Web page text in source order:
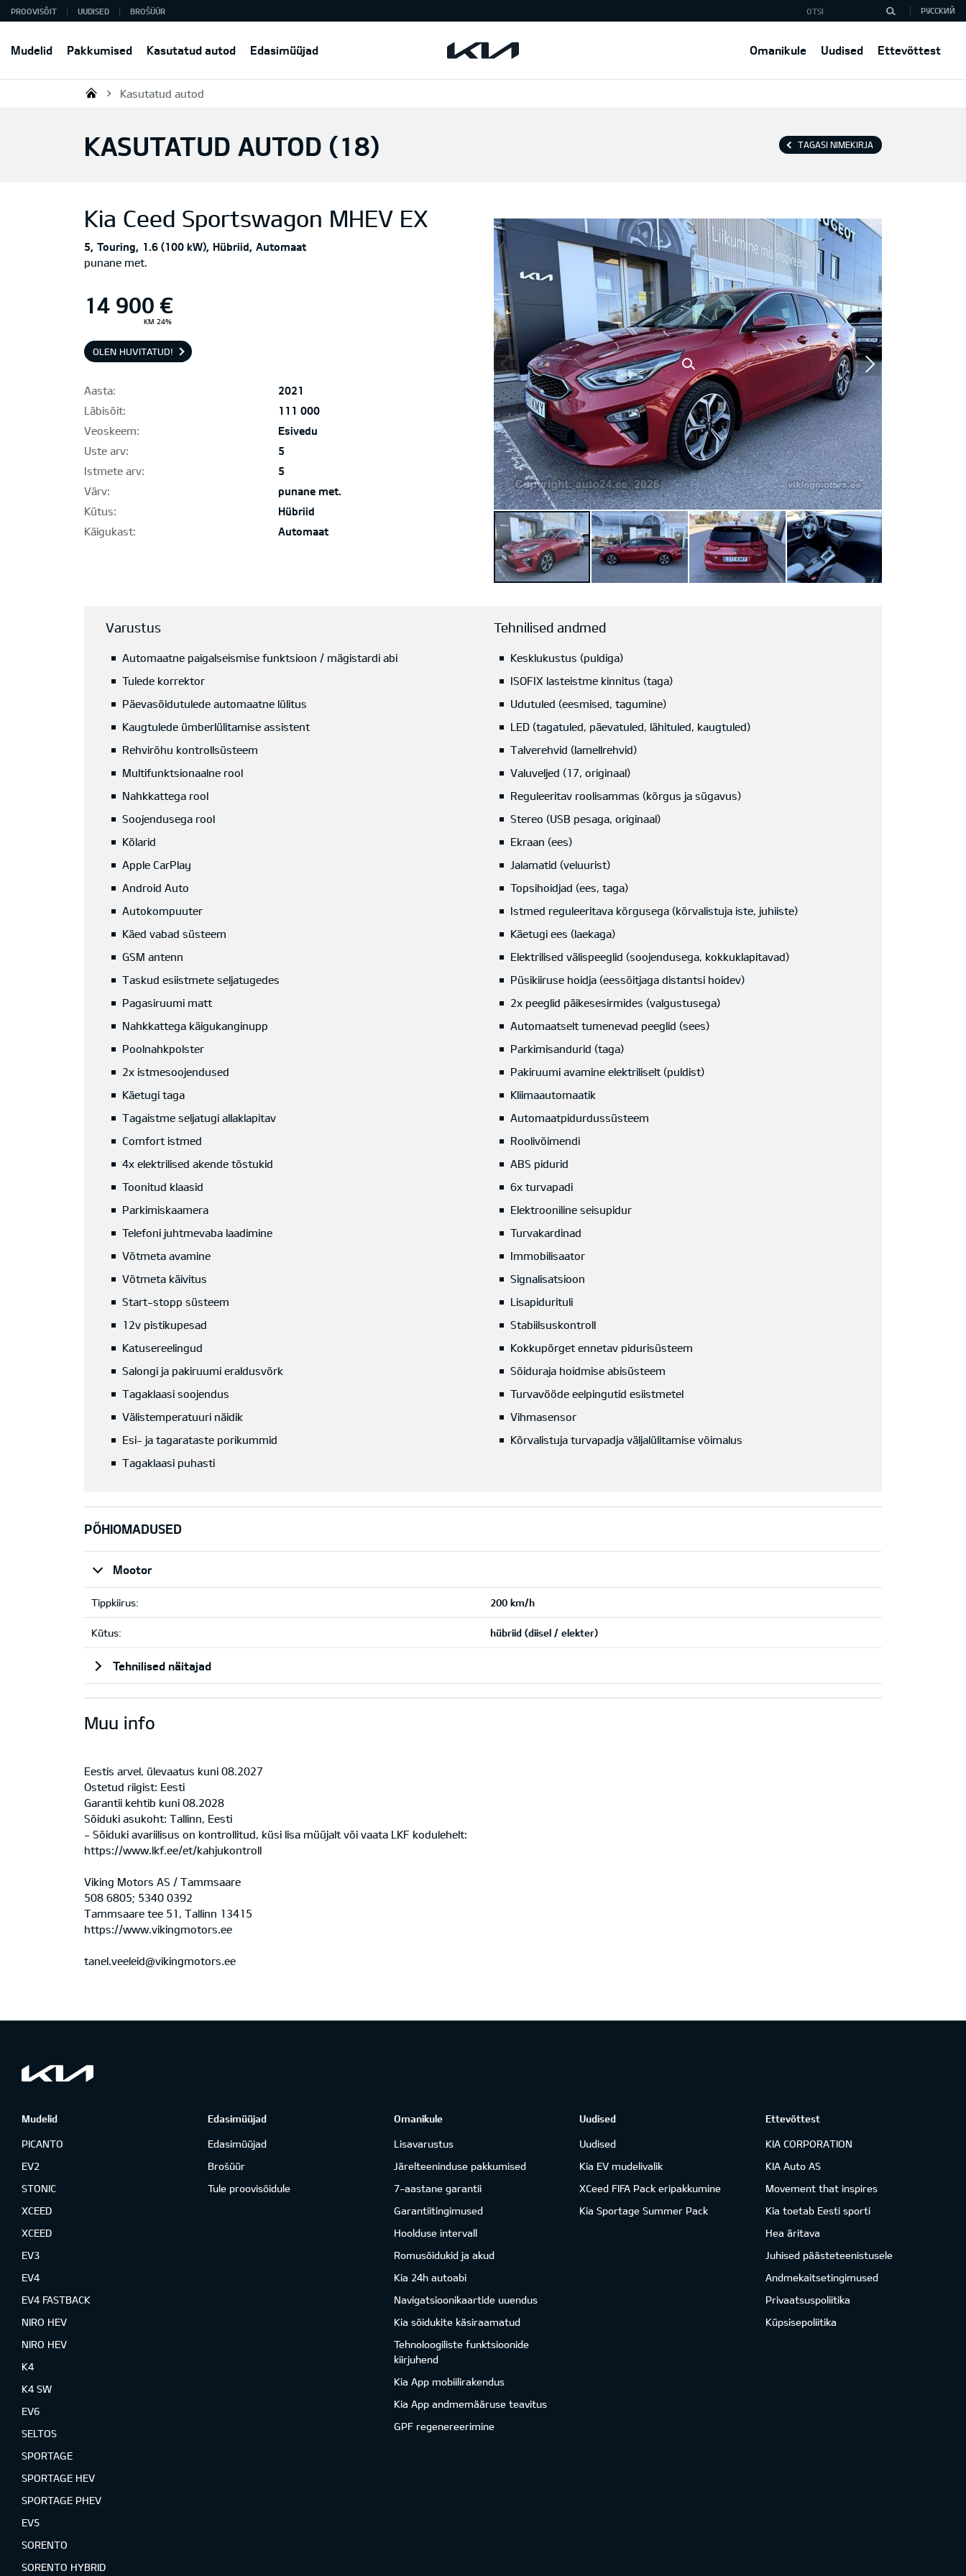
Mudelid Pakkumised Kasutatud autod Edasimüüjad Omanikule Uudised Ettevõttest
PROOVISÕIT UUDISED BROŠÜÜR РУССКИЙ
KIA AUTO AS
Kasutatud autod
TAGASI NIMEKIRJA
KASUTATUD AUTOD (18)
Kia Ceed Sportswagon MHEV EX
5 Touring 1.6 (100 kW) Hübriid Automaat
punane met.
14 900 €
KM 24%
OLEN HUVITATUD!
Aasta:
2021
Läbisõit:
111 000
Veoskeem:
Esivedu
Uste arv:
5
Istmete arv:
5
Värv:
punane met.
Kütus:
Hübriid
Käigukast:
Automaat
Varustus
Automaatne paigalseismise funktsioon / mägistardi abi
Tulede korrektor
Päevasõidutulede automaatne lülitus
Kaugtulede ümberlülitamise assistent
Rehvirõhu kontrollsüsteem
Multifunktsionaalne rool
Nahkkattega rool
Soojendusega rool
Kõlarid
Apple CarPlay
Android Auto
Autokompuuter
Käed vabad süsteem
GSM antenn
Taskud esiistmete seljatugedes
Pagasiruumi matt
Nahkkattega käigukanginupp
Poolnahkpolster
2x istmesoojendused
Käetugi taga
Tagaistme seljatugi allaklapitav
Comfort istmed
4x elektrilised akende tõstukid
Toonitud klaasid
Parkimiskaamera
Telefoni juhtmevaba laadimine
Võtmeta avamine
Võtmeta käivitus
Start-stopp süsteem
12v pistikupesad
Katusereelingud
Salongi ja pakiruumi eraldusvõrk
Tagaklaasi soojendus
Välistemperatuuri näidik
Esi- ja tagarataste porikummid
Tagaklaasi puhasti
Tehnilised andmed
Kesklukustus (puldiga)
ISOFIX lasteistme kinnitus (taga)
Udutuled (eesmised, tagumine)
LED (tagatuled, päevatuled, lähituled, kaugtuled)
Talverehvid (lamellrehvid)
Valuveljed (17, originaal)
Reguleeritav roolisammas (kõrgus ja sügavus)
Stereo (USB pesaga, originaal)
Ekraan (ees)
Jalamatid (veluurist)
Topsihoidjad (ees, taga)
Istmed reguleeritava kõrgusega (kõrvalistuja iste, juhiiste)
Käetugi ees (laekaga)
Elektrilised välispeeglid (soojendusega, kokkuklapitavad)
Püsikiiruse hoidja (eessõitjaga distantsi hoidev)
2x peeglid päikesesirmides (valgustusega)
Automaatselt tumenevad peeglid (sees)
Parkimisandurid (taga)
Pakiruumi avamine elektriliselt (puldist)
Kliimaautomaatik
Automaatpidurdussüsteem
Roolivõimendi
ABS pidurid
6x turvapadi
Elektrooniline seisupidur
Turvakardinad
Immobilisaator
Signalisatsioon
Lisapidurituli
Stabiilsuskontroll
Kokkupõrget ennetav pidurisüsteem
Sõiduraja hoidmise abisüsteem
Turvavööde eelpingutid esiistmetel
Vihmasensor
Kõrvalistuja turvapadja väljalülitamise võimalus
PÕHIOMADUSED
Mootor
Tippkiirus: 200 km/h
Kütus: hübriid (diisel / elekter)
Tehnilised näitajad
Muu info
Eestis arvel, ülevaatus kuni 08.2027
Ostetud riigist: Eesti
Garantii kehtib kuni 08.2028
Sõiduki asukoht: Tallinn, Eesti
- Sõiduki avariilisus on kontrollitud, küsi lisa müüjalt või vaata LKF kodulehelt:
https://www.lkf.ee/et/kahjukontroll
Viking Motors AS / Tammsaare
508 6805; 5340 0392
Tammsaare tee 51, Tallinn 13415
https://www.vikingmotors.ee
tanel.veeleid@vikingmotors.ee
Mudelid
PICANTO
EV2
STONIC
XCEED
XCEED
EV3
EV4
EV4 FASTBACK
NIRO HEV
NIRO HEV
K4
K4 SW
EV6
SELTOS
SPORTAGE
SPORTAGE HEV
SPORTAGE PHEV
EV5
SORENTO
SORENTO HYBRID
Edasimüüjad
Edasimüüjad
Brošüür
Tule proovisõidule
Omanikule
Lisavarustus
Järelteeninduse pakkumised
7-aastane garantii
Garantiitingimused
Hoolduse intervall
Romusõidukid ja akud
Kia 24h autoabi
Navigatsioonikaartide uuendus
Kia sõidukite käsiraamatud
Tehnoloogiliste funktsioonide
kiirjuhend
Kia App mobiilirakendus
Kia App andmemääruse teavitus
GPF regenereerimine
Uudised
Uudised
Kia EV mudelivalik
XCeed FIFA Pack eripakkumine
Kia Sportage Summer Pack
Ettevõttest
KIA CORPORATION
KIA Auto AS
Movement that inspires
Kia toetab Eesti sporti
Hea äritava
Juhised päästeteenistusele
Andmekaitsetingimused
Privaatsuspoliitika
Küpsisepoliitika